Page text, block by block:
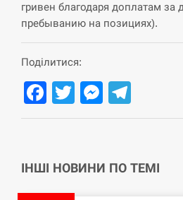
СЕРПЕНЬ
Латвія готова направити
розблокування Ормузької
СЕРПЕНЬ
СЕРПЕНЬ
гривен благодаря доплатам за
пребыванию на позициях).
Поділитися:
Facebook
Twitter
ІНШІ НОВИНИ ПО ТЕМІ